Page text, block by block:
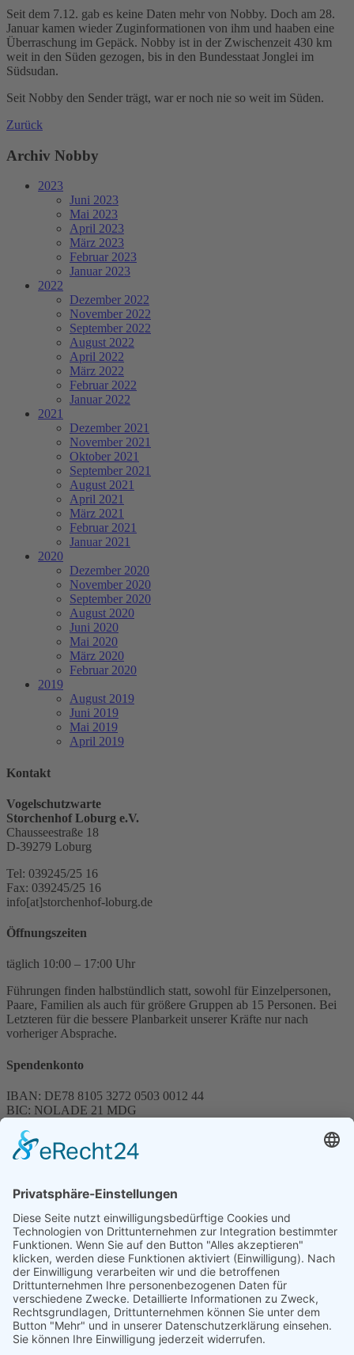
Seit dem 7.12. gab es keine Daten mehr von Nobby. Doch am 28.
Januar kamen wieder Zuginformationen von ihm und haaben eine
Überraschung im Gepäck. Nobby ist in der Zwischenzeit 430 km
weit in den Süden gezogen, bis in den Bundesstaat Jonglei im
Südsudan.
Seit Nobby den Sender trägt, war er noch nie so weit im Süden.
Zurück
Archiv Nobby
2023
Juni 2023
Mai 2023
April 2023
März 2023
Februar 2023
Januar 2023
2022
Dezember 2022
November 2022
September 2022
August 2022
April 2022
März 2022
Februar 2022
Januar 2022
2021
Dezember 2021
November 2021
Oktober 2021
September 2021
August 2021
April 2021
März 2021
Februar 2021
Januar 2021
2020
Dezember 2020
November 2020
September 2020
August 2020
Juni 2020
Mai 2020
März 2020
Februar 2020
2019
August 2019
Juni 2019
Mai 2019
April 2019
Kontakt
Vogelschutzwarte
Storchenhof Loburg e.V.
Chausseestraße 18
D-39279 Loburg
Tel: 039245/25 16
Fax: 039245/25 16
info[at]storchenhof-loburg.de
Öffnungszeiten
täglich 10:00 – 17:00 Uhr
Führungen finden halbstündlich statt, sowohl für Einzelpersonen,
Paare, Familien als auch für größere Gruppen ab 15 Personen. Bei
Letzteren für die bessere Planbarkeit unserer Kräfte nur nach
vorheriger Absprache.
Spendenkonto
IBAN: DE78 8105 3272 0503 0012 44
BIC: NOLADE 21 MDG
Spenden können steuerlich abgesetzt werden
Förderung
© 1987 – 2025
Storchenhof Loburg e.V.
Alle Rechte vorbehalten.
Cookie-Einstellungen
Navigation überspringen